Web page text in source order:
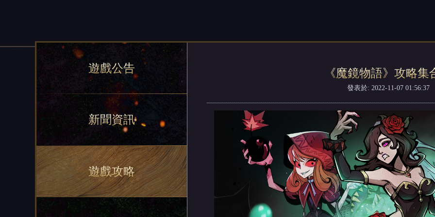
遊戲公告
新聞資訊
遊戲攻略
《魔鏡物語》攻略集
發表於: 2022-11-07 01:56:37